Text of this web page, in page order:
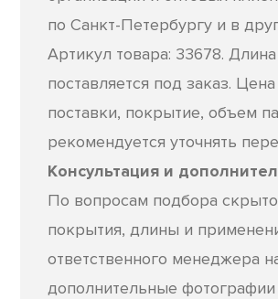
по Санкт-Петербургу и в
Артикул товара: 33678.
поставляется под заказ.
поставки, покрытие, объем
рекомендуется уточнять
Консультация и
По вопросам подбора
покрытия, длины и
ответственного менеджера
дополнительные